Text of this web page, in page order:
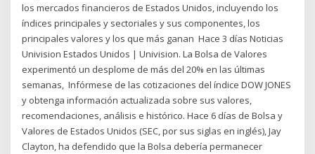
los mercados financieros de Estados Unidos, incluyendo los
índices principales y sectoriales y sus componentes, los
principales valores y los que más ganan Hace 3 días Noticias
Univision Estados Unidos | Univision. La Bolsa de Valores
experimentó un desplome de más del 20% en las últimas
semanas, Infórmese de las cotizaciones del índice DOW JONES
y obtenga información actualizada sobre sus valores,
recomendaciones, análisis e histórico. Hace 6 días de Bolsa y
Valores de Estados Unidos (SEC, por sus siglas en inglés), Jay
Clayton, ha defendido que la Bolsa debería permanecer